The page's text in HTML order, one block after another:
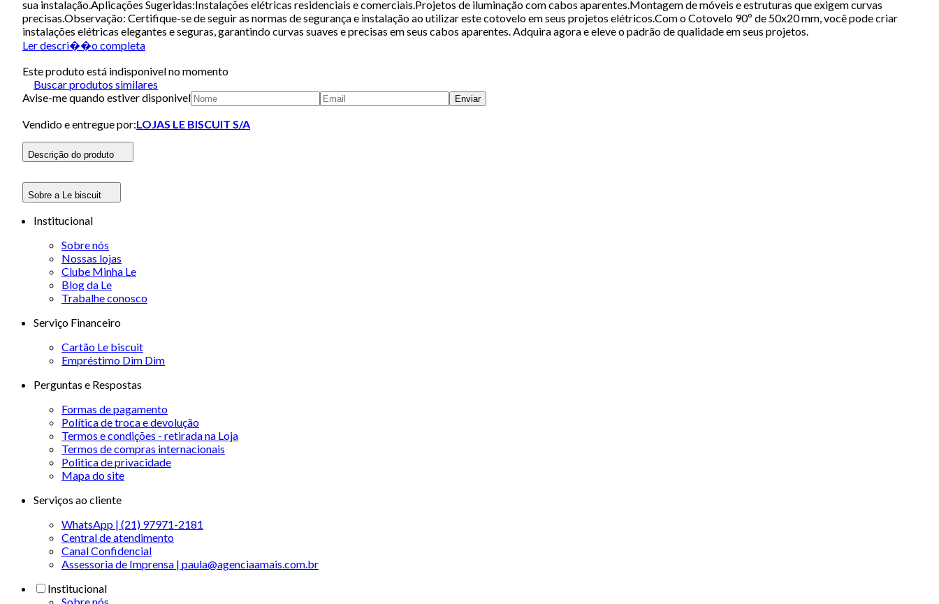
sua instalação.Aplicações Sugeridas:Instalações elétricas residenciais e comerciais.Projetos de iluminação com cabos aparentes.Montagem de móveis e estruturas que exigem curvas
precisas.Observação: Certifique-se de seguir as normas de segurança e instalação ao utilizar este cotovelo em seus projetos elétricos.Com o Cotovelo 90º de 50x20 mm, você pode criar
instalações elétricas elegantes e seguras, garantindo curvas suaves e precisas em seus cabos aparentes. Adquira agora e eleve o padrão de qualidade em seus projetos.
Ler descri��o completa
Este produto está indisponivel no momento
Buscar produtos similares
Avise-me quando estiver disponivel
Enviar
Vendido e entregue por:LOJAS LE BISCUIT S/A
Descrição do produto
Sobre a Le biscuit
Institucional
Sobre nós
Nossas lojas
Clube Minha Le
Blog da Le
Trabalhe conosco
Serviço Financeiro
Cartão Le biscuit
Empréstimo Dim Dim
Perguntas e Respostas
Formas de pagamento
Política de troca e devolução
Termos e condições - retirada na Loja
Termos de compras internacionais
Politica de privacidade
Mapa do site
Serviços ao cliente
WhatsApp | (21) 97971-2181
Central de atendimento
Canal Confidencial
Assessoria de Imprensa | paula@agenciaamais.com.br
Institucional